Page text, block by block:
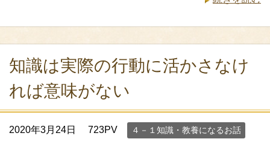
知識は実際の行動に活かさなけ
れば意味がない
2020年3月24日 723PV ４－１知識・教養になるお話